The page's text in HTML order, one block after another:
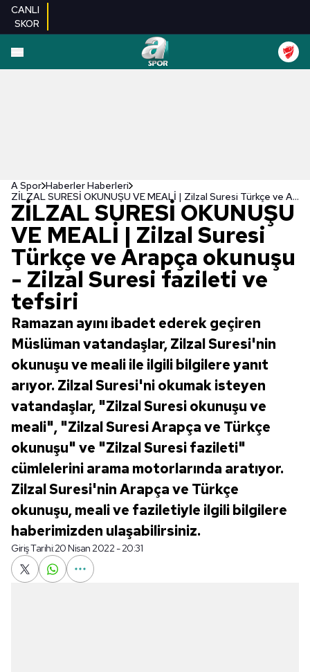
CANLI
SKOR
A Spor Haberler Haberleri
ZİLZAL SURESİ OKUNUŞU VE MEALİ | Zilzal Suresi Türkçe ve Arapça okunuşu - Zilzal Suresi fazileti ve tefsiri
ZİLZAL SURESİ OKUNUŞU
VE MEALİ | Zilzal Suresi
Türkçe ve Arapça okunuşu
- Zilzal Suresi fazileti ve
tefsiri
Ramazan ayını ibadet ederek geçiren
Müslüman vatandaşlar, Zilzal Suresi'nin
okunuşu ve meali ile ilgili bilgilere yanıt
arıyor. Zilzal Suresi'ni okumak isteyen
vatandaşlar, "Zilzal Suresi okunuşu ve
meali", "Zilzal Suresi Arapça ve Türkçe
okunuşu" ve "Zilzal Suresi fazileti"
cümlelerini arama motorlarında aratıyor.
Zilzal Suresi'nin Arapça ve Türkçe
okunuşu, meali ve faziletiyle ilgili bilgilere
haberimizden ulaşabilirsiniz.
Giriş Tarihi:20 Nisan 2022 - 20:31